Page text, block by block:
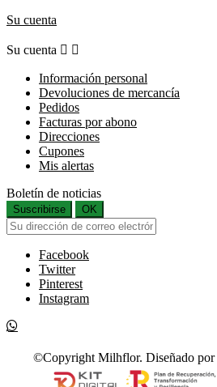
Su cuenta
Su cuenta  
Información personal
Devoluciones de mercancía
Pedidos
Facturas por abono
Direcciones
Cupones
Mis alertas
Boletín de noticias
Suscribirse OK
Facebook
Twitter
Pinterest
Instagram
©Copyright Milhflor. Diseñado por